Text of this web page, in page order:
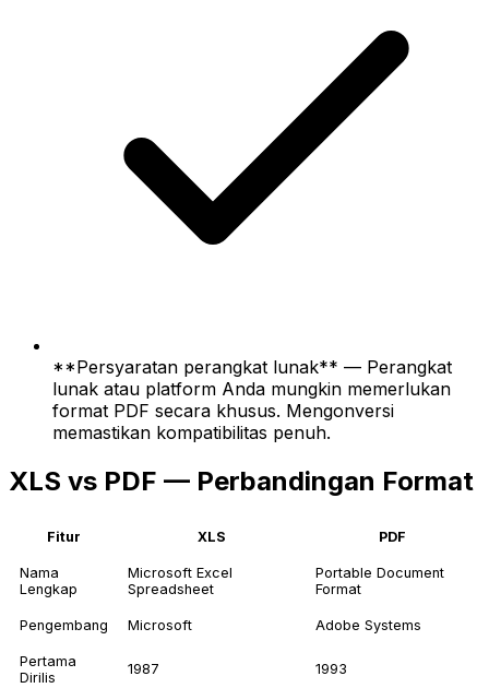
**Persyaratan perangkat lunak** — Perangkat
lunak atau platform Anda mungkin memerlukan
format PDF secara khusus. Mengonversi
memastikan kompatibilitas penuh.
XLS vs PDF — Perbandingan Format
Fitur XLS PDF
Nama
Lengkap
Microsoft Excel
Spreadsheet
Portable Document
Format
Pengembang Microsoft Adobe Systems
Pertama
Dirilis
1987 1993